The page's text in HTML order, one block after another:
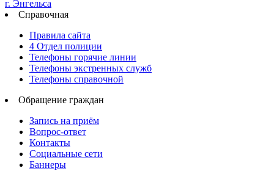
Справочная
Правила сайта
4 Отдел полиции
Телефоны горячие линии
Телефоны экстренных служб
Телефоны справочной
Обращение граждан
Запись на приём
Вопрос-ответ
Контакты
Социальные сети
Баннеры